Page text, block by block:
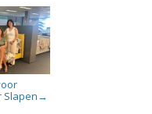
Slapen →